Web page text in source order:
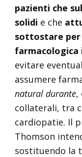
pazienti che
solidi e che
sottostare
farmacologica
evitare
assumere
natural durante,
collaterali, tra
cardiopatie. Il
Thomson
sostituendo la